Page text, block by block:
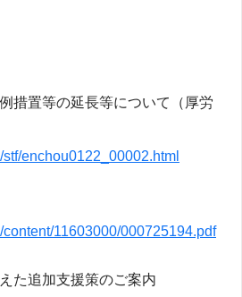
措置等の延長等について（厚労
enchou0122_00002.html
11603000/000725194.pdf
た追加支援策のご案内